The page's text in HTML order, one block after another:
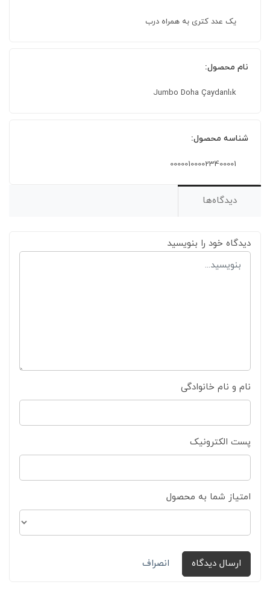
یک عدد کتری به همراه درب
نام محصول:
Jumbo Doha Çaydanlık
شناسه محصول:
000001000023400001
دیدگاه‌ها
دیدگاه خود را بنویسید
نام و نام خانوادگی
پست الکترونیک
امتیاز شما به محصول
ارسال دیدگاه انصراف